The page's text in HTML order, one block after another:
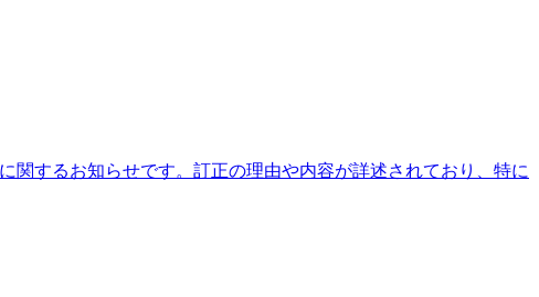
関するお知らせです。訂正の理由や内容が詳述されており、特に